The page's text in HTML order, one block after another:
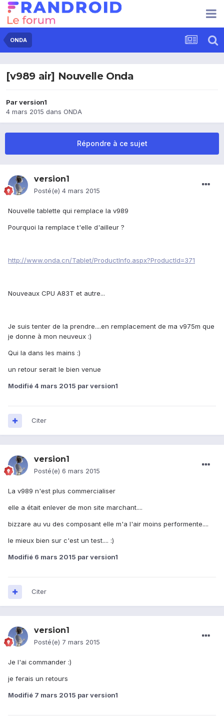
ONDA
[v989 air] Nouvelle Onda
Parversion1
4 mars 2015 dans ONDA
Répondre à ce sujet
version1
Posté(e) 4 mars 2015
Nouvelle tablette qui remplace la v989
Pourquoi la remplace t'elle d'ailleur ?
http://www.onda.cn/Tablet/ProductInfo.aspx?ProductId=371
Nouveaux CPU A83T et autre...
Je suis tenter de la prendre....en remplacement de ma v975m que
je donne à mon neuveux :)
Qui la dans les mains :)
un retour serait le bien venue
Modifié4 mars 2015 par version1
Citer
version1
Posté(e) 6 mars 2015
La v989 n'est plus commercialiser
elle a était enlever de mon site marchant....
bizzare au vu des composant elle m'a l'air moins performente....
le mieux bien sur c'est un test.... :)
Modifié 6 mars 2015 par version1
Citer
version1
Posté(e) 7 mars 2015
Je l'ai commander :)
je ferais un retours
Modifié 7 mars 2015 par version1